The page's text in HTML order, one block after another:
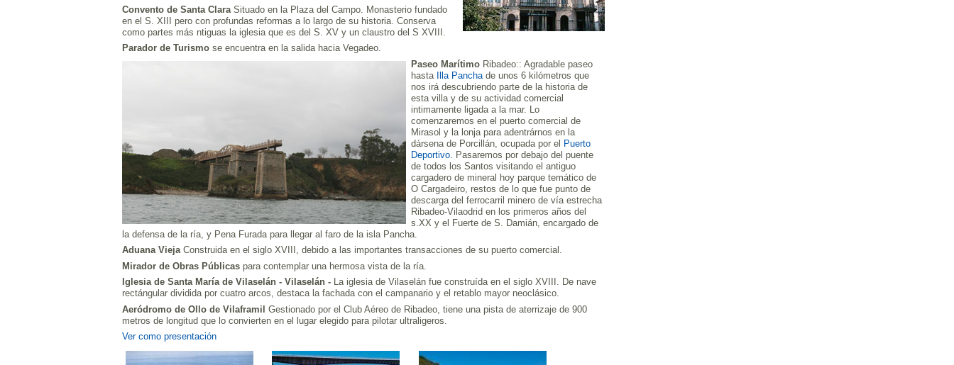
Convento de Santa Clara Situado en la Plaza del Campo. Monasterio fundado
en el S. XIII pero con profundas reformas a lo largo de su historia. Conserva
como partes más ntiguas la iglesia que es del S. XV y un claustro del S XVIII.
Parador de Turismo se encuentra en la salida hacia Vegadeo.
Paseo MarítimoRibadeo:: Agradable paseo
hasta Illa Panchade unos 6 kilómetros que
nos irá descubriendo parte de la historia de
esta villa y de su actividad comercial
intimamente ligada a la mar. Lo
comenzaremos en el puerto comercial de
Mirasol y la lonja para adentrárnos en la
dársena de Porcillán, ocupada por el Puerto
Deportivo. Pasaremos por debajo del puente
de todos los Santos visitando el antiguo
cargadero de mineral hoy parque temático de
O Cargadeiro, restos de lo que fue punto de
descarga del ferrocarril minero de vía estrecha
Ribadeo-Vilaodrid en los primeros años del
s.XX y el Fuerte de S. Damián, encargado de
la defensa de la ría, y Pena Furada para llegar al faro de la isla Pancha.
Aduana ViejaConstruida en el siglo XVIII, debido a las importantes transacciones de su puerto comercial.
Mirador de Obras Públicas para contemplar una hermosa vista de la ría.
Iglesia de Santa María de Vilaselán - Vilaselán - La iglesia de Vilaselán fue construída en el siglo XVIII. De nave
rectángular dividida por cuatro arcos, destaca la fachada con el campanario y el retablo mayor neoclásico.
Aeródromo de Ollo de Vilaframil Gestionado por el Club Aéreo de Ribadeo, tiene una pista de aterrizaje de 900
metros de longitud que lo convierten en el lugar elegido para pilotar ultraligeros.
Ver como presentación